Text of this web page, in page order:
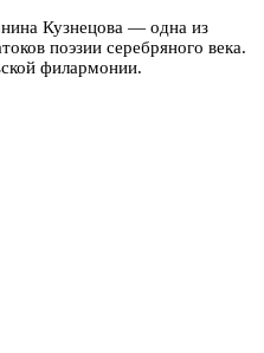
Кузнецова — одна из
поэзии серебряного века.
филармонии.